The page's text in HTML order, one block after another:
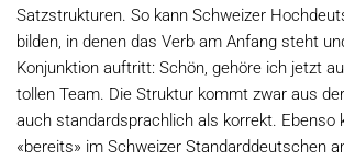
Satzstrukturen. So kann Schweizer
bilden, in denen das Verb am Anfang steht
Konjunktion auftritt: Schön, gehöre ich jetzt
tollen Team. Die Struktur kommt zwar aus
auch standardsprachlich als korrekt. Ebenso
«bereits» im Schweizer Standarddeutschen